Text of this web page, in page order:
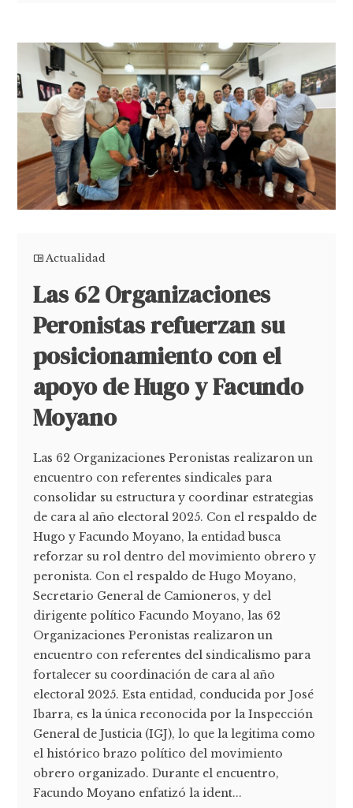
Actualidad
Las 62 Organizaciones
Peronistas refuerzan su
posicionamiento con el
apoyo de Hugo y Facundo
Moyano
Las 62 Organizaciones Peronistas realizaron un
encuentro con referentes sindicales para
consolidar su estructura y coordinar estrategias
de cara al año electoral 2025. Con el respaldo de
Hugo y Facundo Moyano, la entidad busca
reforzar su rol dentro del movimiento obrero y
peronista. Con el respaldo de Hugo Moyano,
Secretario General de Camioneros, y del
dirigente político Facundo Moyano, las 62
Organizaciones Peronistas realizaron un
encuentro con referentes del sindicalismo para
fortalecer su coordinación de cara al año
electoral 2025. Esta entidad, conducida por José
Ibarra, es la única reconocida por la Inspección
General de Justicia (IGJ), lo que la legitima como
el histórico brazo político del movimiento
obrero organizado. Durante el encuentro,
Facundo Moyano enfatizó la ident...